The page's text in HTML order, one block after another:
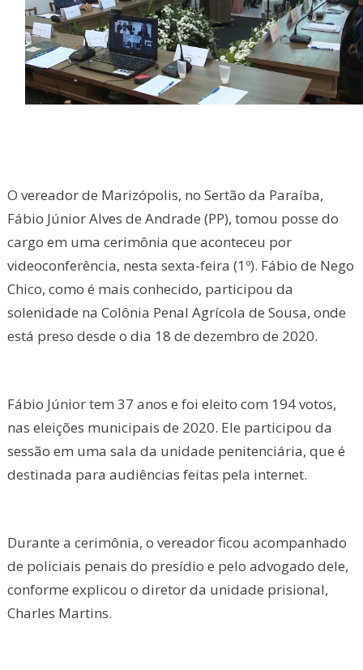
O vereador de Marizópolis, no Sertão da Paraíba,
Fábio Júnior Alves de Andrade (PP), tomou posse do
cargo em uma cerimônia que aconteceu por
videoconferência, nesta sexta-feira (1º). Fábio de Nego
Chico, como é mais conhecido, participou da
solenidade na Colônia Penal Agrícola de Sousa, onde
está preso desde o dia 18 de dezembro de 2020.
Fábio Júnior tem 37 anos e foi eleito com 194 votos,
nas eleições municipais de 2020. Ele participou da
sessão em uma sala da unidade penitenciária, que é
destinada para audiências feitas pela internet.
Durante a cerimônia, o vereador ficou acompanhado
de policiais penais do presídio e pelo advogado dele,
conforme explicou o diretor da unidade prisional,
Charles Martins.